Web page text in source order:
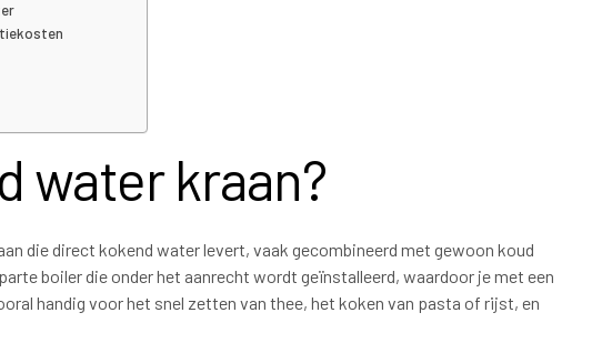
water kraan?
die direct kokend water levert, vaak gecombineerd met gewoon koud
boiler die onder het aanrecht wordt geïnstalleerd, waardoor je met een
handig voor het snel zetten van thee, het koken van pasta of rijst, en